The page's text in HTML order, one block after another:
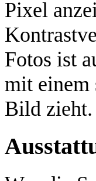
Pixel
Fotos ist
mit einem
Bild zieht.